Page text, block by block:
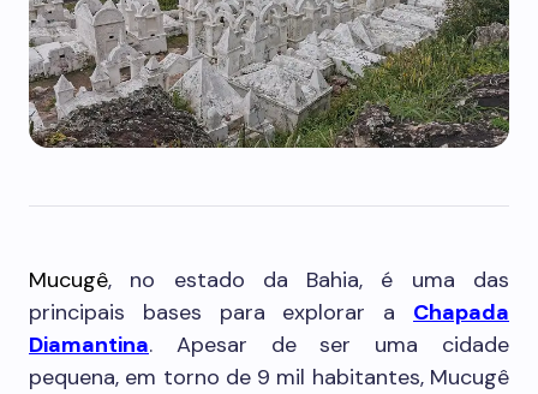
Mucugê, no estado da Bahia, é uma das
principais bases para explorar a Chapada
Diamantina. Apesar de ser uma cidade
pequena, em torno de 9 mil habitantes, Mucugê